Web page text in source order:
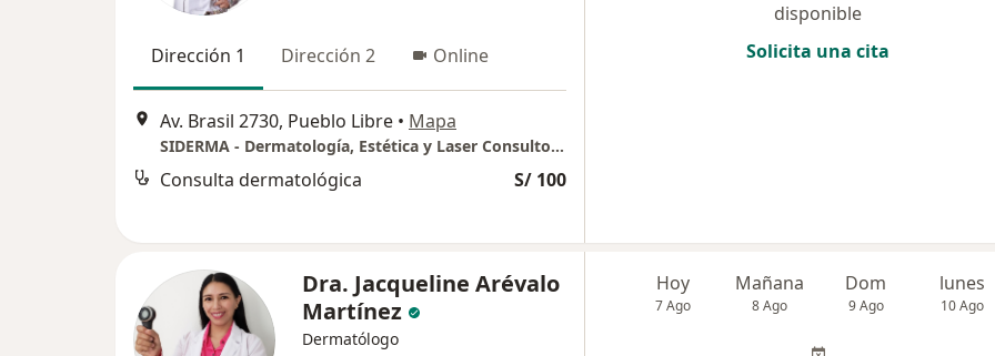
Dirección 1 Dirección 2 Online
Av. Brasil 2730, Pueblo Libre • Mapa
SIDERMA - Dermatología, Estética y Laser Consultorio 1610
Consulta dermatológica S/ 100
disponible
Solicita una cita
Dra. Jacqueline Arévalo
Martínez
Dermatólogo
Hoy
7 Ago
Mañana
8 Ago
Dom
9 Ago
lunes
10 Ago